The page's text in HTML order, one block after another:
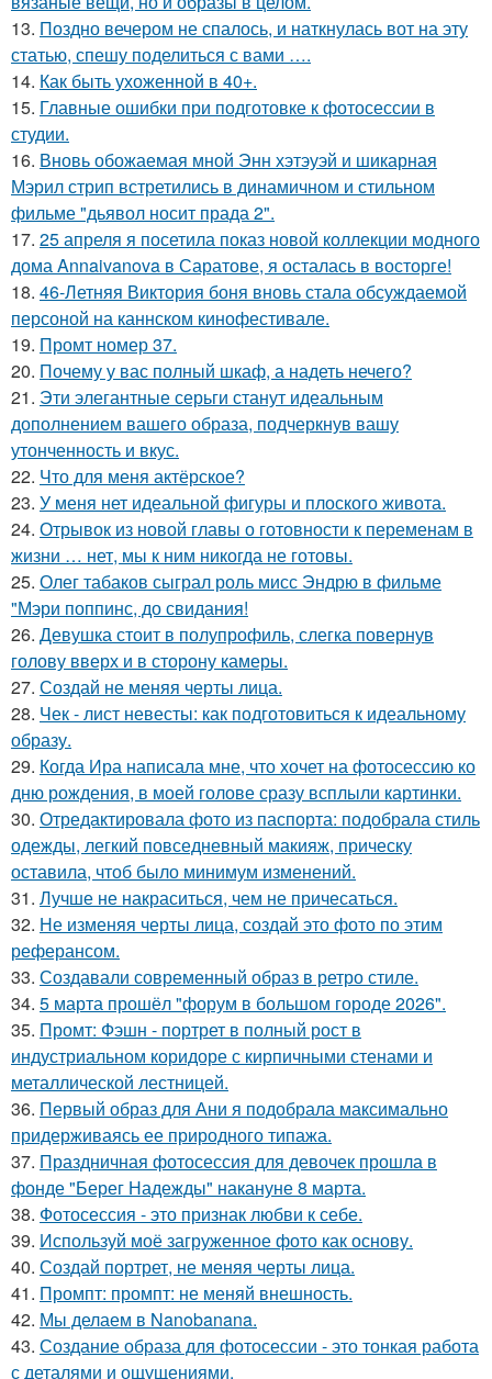
13. Поздно вечером не спалось, и наткнулась вот на эту
статью, спешу поделиться с вами ….
14. Как быть ухоженной в 40+.
15. Главные ошибки при подготовке к фотосессии в
студии.
16. Вновь обожаемая мной Энн хэтэуэй и шикарная
Мэрил стрип встретились в динамичном и стильном
фильме "дьявол носит прада 2".
17. 25 апреля я посетила показ новой коллекции модного
дома Annaivanova в Саратове, я осталась в восторге!
18. 46-Летняя Виктория боня вновь стала обсуждаемой
персоной на каннском кинофестивале.
19. Промт номер 37.
20. Почему у вас полный шкаф, а надеть нечего?
21. Эти элегантные серьги станут идеальным
дополнением вашего образа, подчеркнув вашу
утонченность и вкус.
22. Что для меня актёрское?
23. У меня нет идеальной фигуры и плоского живота.
24. Отрывок из новой главы о готовности к переменам в
жизни … нет, мы к ним никогда не готовы.
25. Олег табаков сыграл роль мисс Эндрю в фильме
"Мэри поппинс, до свидания!
26. Девушка стоит в полупрофиль, слегка повернув
голову вверх и в сторону камеры.
27. Создай не меняя черты лица.
28. Чек - лист невесты: как подготовиться к идеальному
образу.
29. Когда Ира написала мне, что хочет на фотосессию ко
дню рождения, в моей голове сразу всплыли картинки.
30. Отредактировала фото из паспорта: подобрала стиль
одежды, легкий повседневный макияж, прическу
оставила, чтоб было минимум изменений.
31. Лучше не накраситься, чем не причесаться.
32. Не изменяя черты лица, создай это фото по этим
реферансом.
33. Создавали современный образ в ретро стиле.
34. 5 марта прошёл "форум в большом городе 2026".
35. Промт: Фэшн - портрет в полный рост в
индустриальном коридоре с кирпичными стенами и
металлической лестницей.
36. Первый образ для Ани я подобрала максимально
придерживаясь ее природного типажа.
37. Праздничная фотосессия для девочек прошла в
фонде "Берег Надежды" накануне 8 марта.
38. Фотосессия - это признак любви к себе.
39. Используй моё загруженное фото как основу.
40. Создай портрет, не меняя черты лица.
41. Промпт: промпт: не меняй внешность.
42. Мы делаем в Nanobanana.
43. Создание образа для фотосессии - это тонкая работа
с деталями и ощущениями.